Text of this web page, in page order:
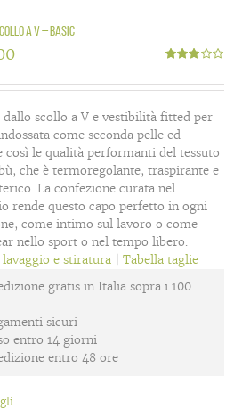
a V – Basic
3.00su
5
scollo a V e vestibilità fitted per
come seconda pelle ed
così le qualità performanti del tessuto
che è termoregolante, traspirante e
La confezione curata nel
rende questo capo perfetto in ogni
come intimo sul lavoro o come
nello sport o nel tempo libero.
lavaggio e stiratura |Tabella taglie
gratis in Italia sopra i 100
sicuri
entro 14 giorni
entro 48 ore